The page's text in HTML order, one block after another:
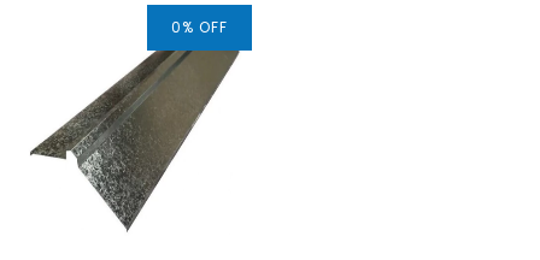
0% OFF